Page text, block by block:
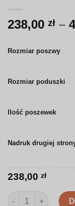
238,00 zł –
Rozmiar poszwy
Rozmiar poduszki
Ilość poszewek
Nadruk drugiej
238,00 zł
ilość Pościel |